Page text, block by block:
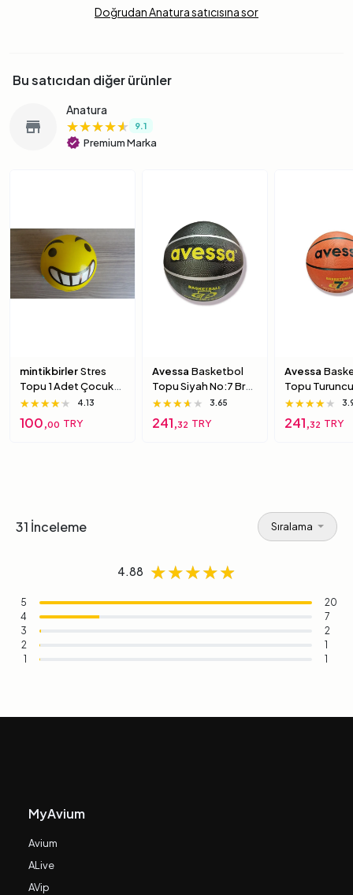
Doğrudan Anatura satıcısına sor
Bu satıcıdan diğer ürünler
store
Anatura
★★★★★
★★★★★
★★★★★ 9.1
verified Premium Marka
mintikbirlerStres
Topu 1 Adet Çocuk
Için Yumuşak
Süngerimsi Içi Dolu
Top 6 Numara
★★★★★
★★★★★
★★★★★ 4.13
100,00 TRY
Avessa Basketbol
Topu Siyah No:7 Brc-
7 7 Numara
★★★★★
★★★★★
★★★★★ 3.65
241,32 TRY
Avessa
Topu
Brc-7 5
★★★★★
★★★★★
★★★★★
241,32 TRY
31 İnceleme Sıralama
4.88 ★★★★★
★★★★★
★★★★★
5
20
4
7
3
2
2
1
1
1
MyAvium
Avium
ALive
AVip